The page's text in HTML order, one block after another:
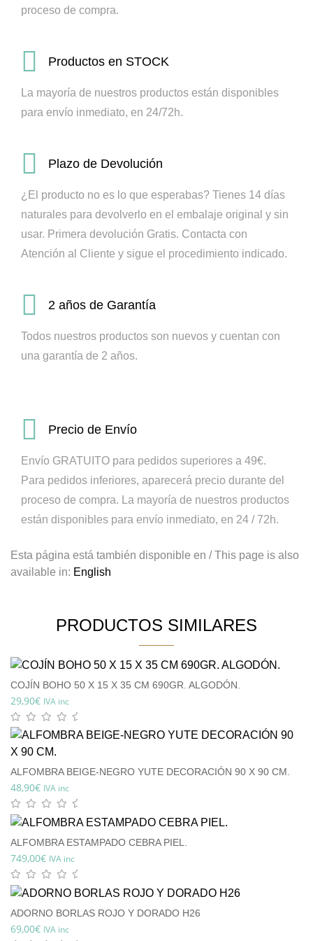
proceso de compra.
Productos en STOCK
La mayoría de nuestros productos están disponibles
para envío inmediato, en 24/72h.
Plazo de Devolución
¿El producto no es lo que esperabas? Tienes 14 días
naturales para devolverlo en el embalaje original y sin
usar. Primera devolución Gratis. Contacta con
Atención al Cliente y sigue el procedimiento indicado.
2 años de Garantía
Todos nuestros productos son nuevos y cuentan con
una garantía de 2 años.
Precio de Envío
Envío GRATUITO para pedidos superiores a 49€.
Para pedidos inferiores, aparecerá precio durante del
proceso de compra. La mayoría de nuestros productos
están disponibles para envío inmediato, en 24 / 72h.
Esta página está también disponible en / This page is also
available in: English
PRODUCTOS SIMILARES
COJÍN BOHO 50 X 15 X 35 CM 690GR. ALGODÓN.
29,90€ IVA inc
ALFOMBRA BEIGE-NEGRO YUTE DECORACIÓN 90 X 90 CM.
48,90€ IVA inc
ALFOMBRA ESTAMPADO CEBRA PIEL.
749,00€ IVA inc
ADORNO BORLAS ROJO Y DORADO H26
69,00€ IVA inc